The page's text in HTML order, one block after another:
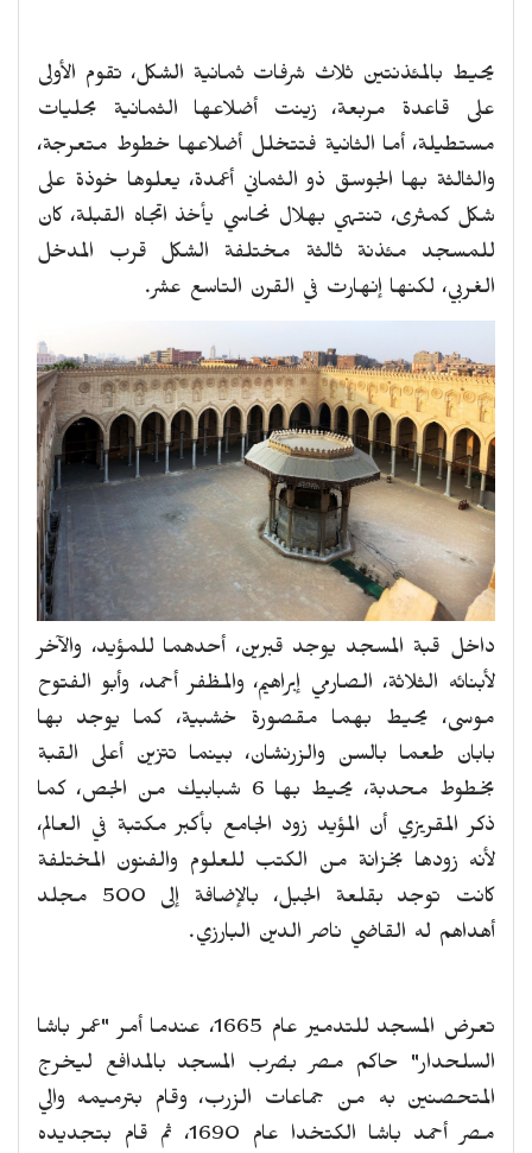
يحيط بالمئذنتين ثلاث شرفات ثمانية الشكل، تقوم الأولى
على قاعدة مربعة، زينت أضلاعها الثمانية بحليات
مستطيلة، أما الثانية فتتخلل أضلاعها خطوط متعرجة،
والثالثة بها الجوسق ذو الثماني أعمدة، يعلوها خوذة على
شكل كمثرى، تنتهي بهلال نحاسي يأخذ اتجاه القبلة، كان
للمسجد مئذنة ثالثة مختلفة الشكل قرب المدخل
الغربي، لكنها إنهارت في القرن التاسع عشر.
داخل قبة المسجد يوجد قبرين، أحدهما للمؤيد، والآخر
لأبنائه الثلاثة، الصارمي إبراهيم، والمظفر أحمد، وأبو الفتوح
موسى، يحيط بهما مقصورة خشبية، كما يوجد بها
بابان طعما بالسن والزرنشان، بينما تتزين أعلى القبة
بخطوط محدبة، يحيط بها 6 شبابيك من الجص، كما
ذكر المقريزي أن المؤيد زود الجامع بأكبر مكتبة في العالم،
لأنه زودها بخزانة من الكتب للعلوم والفنون المختلفة
كانت توجد بقلعة الجبل، بالإضافة إلى 500 مجلد
أهداهم له القاضي ناصر الدين البارزي.
تعرض المسجد للتدمير عام 1665، عندما أمر "عمر باشا
السلحدار" حاكم مصر بضرب المسجد بالمدافع ليخرج
المتحصنين به من جماعات الزرب، وقام بترميمه والي
مصر أحمد باشا الكتخدا عام 1690، ثم قام بتجديده